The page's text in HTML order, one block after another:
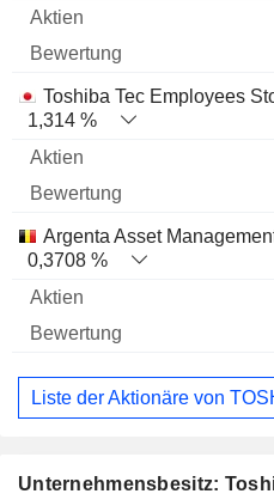
Toshiba Tec Employees
1,314 %
Argenta Asset
0,3708 %
Liste der Aktionäre von
Unternehmensbesitz: